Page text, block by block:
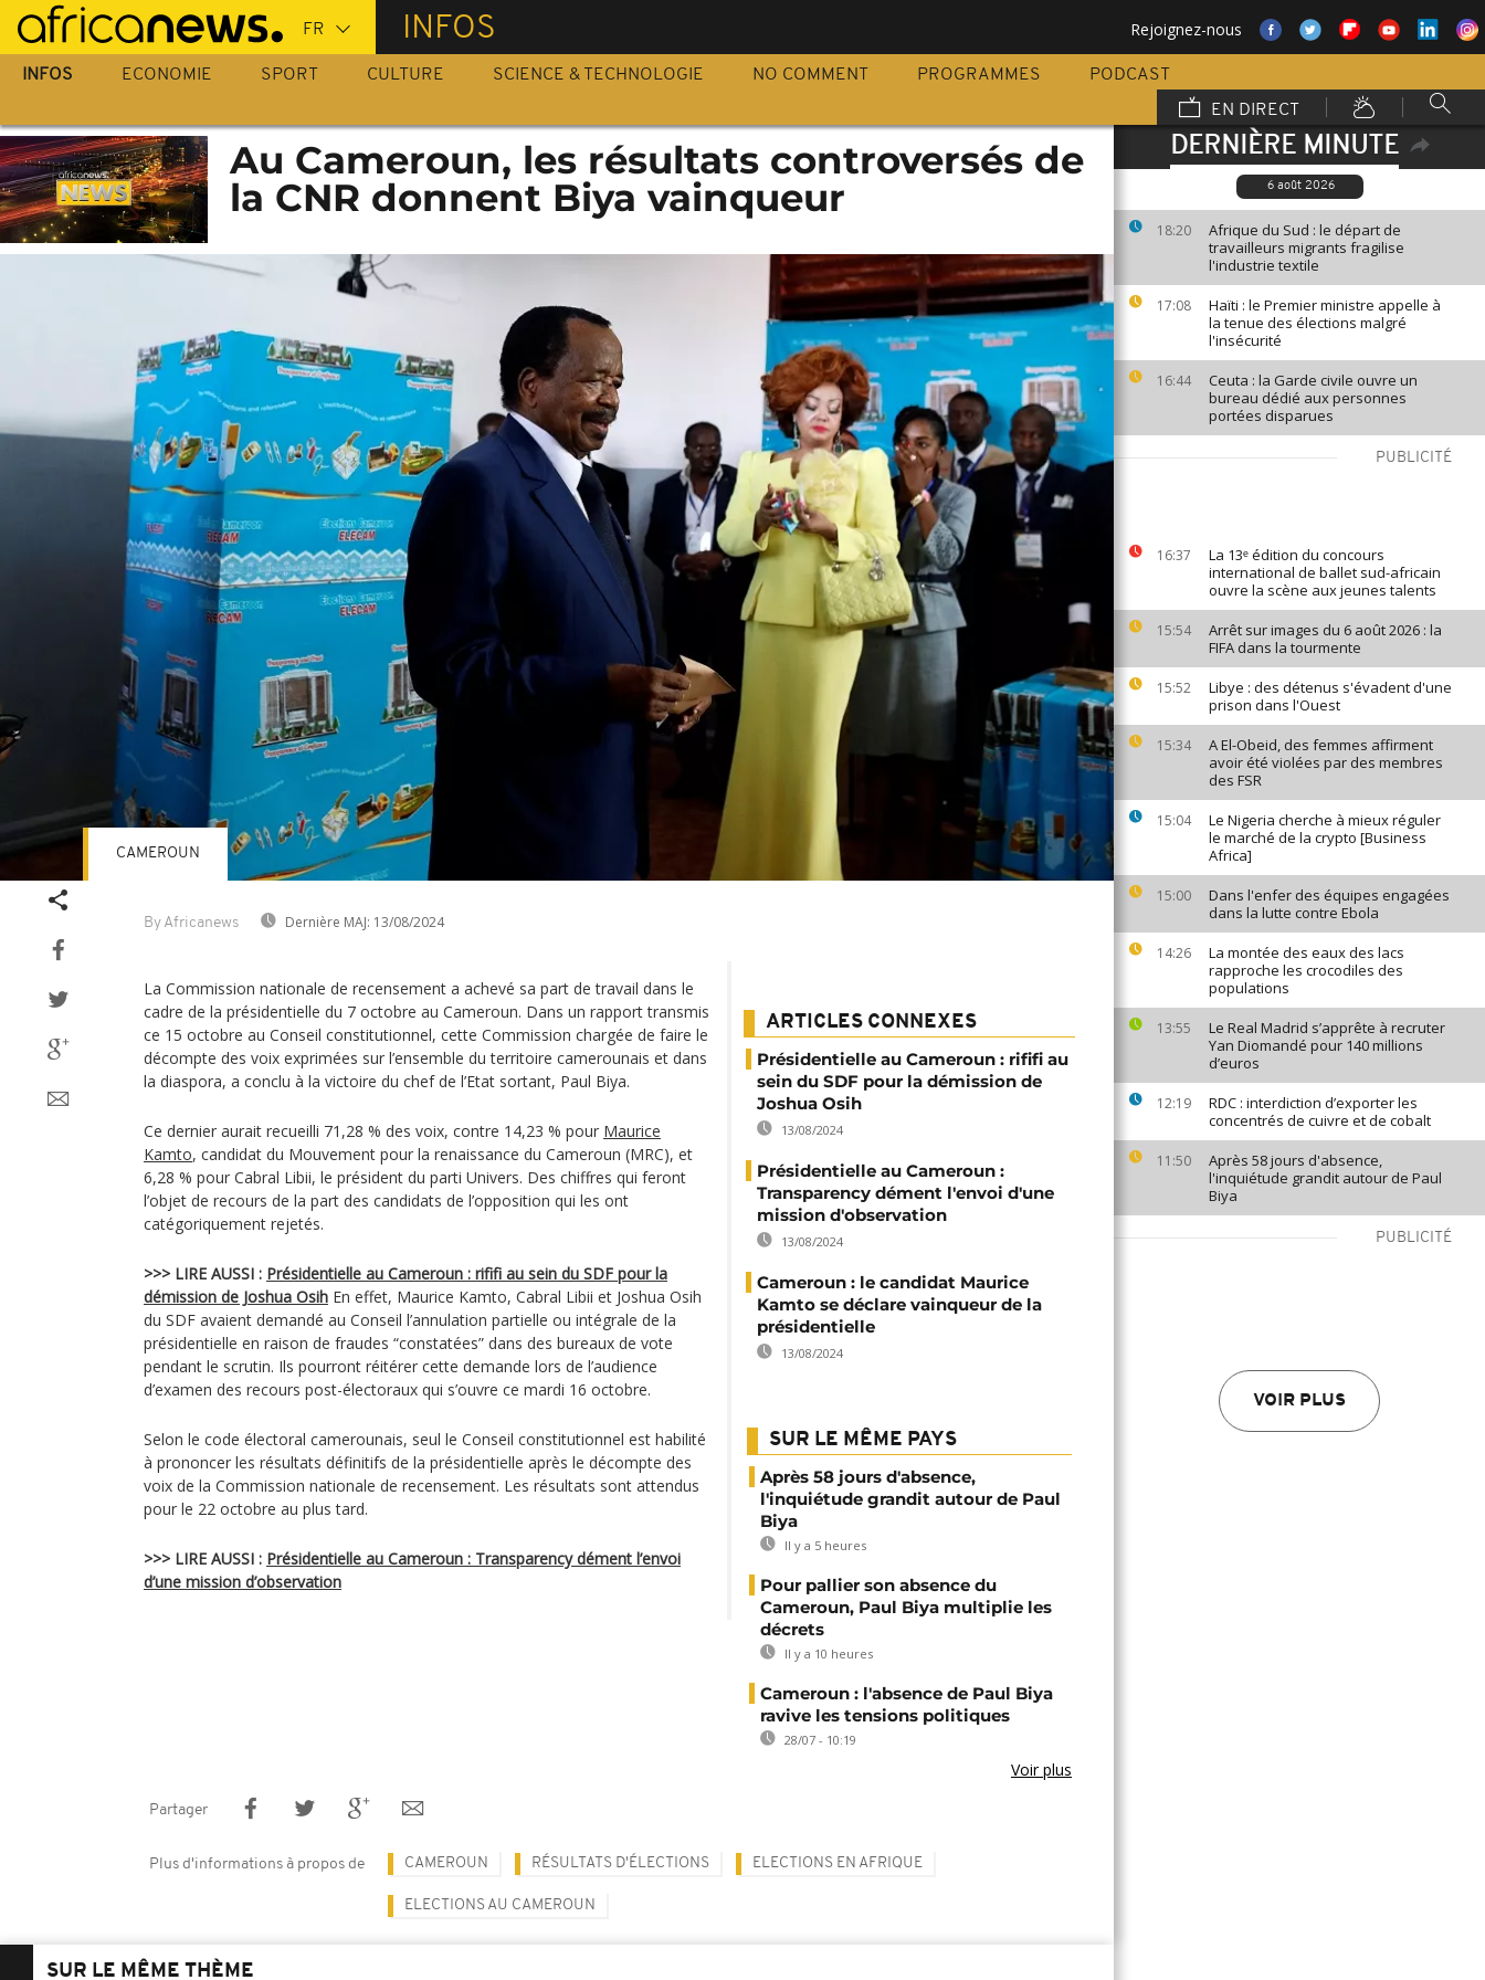
Passer
au
contenu
INFOS Rejoignez-nous
INFOS ECONOMIE SPORT CULTURE SCIENCE & TECHNOLOGIE NO COMMENT PROGRAMMES
PODCAST
EN DIRECT
DERNIÈRE MINUTE
6 août 2026
18:20
Afrique du Sud : le départ de
travailleurs migrants fragilise
l'industrie textile
17:08
Haïti : le Premier ministre appelle à
la tenue des élections malgré
l'insécurité
16:44
Ceuta : la Garde civile ouvre un
bureau dédié aux personnes
portées disparues
PUBLICITÉ
16:37
La 13ᵉ édition du concours
international de ballet sud-africain
ouvre la scène aux jeunes talents
15:54
Arrêt sur images du 6 août 2026 : la
FIFA dans la tourmente
15:52
Libye : des détenus s'évadent d'une
prison dans l'Ouest
15:34
A El-Obeid, des femmes affirment
avoir été violées par des membres
des FSR
15:04
Le Nigeria cherche à mieux réguler
le marché de la crypto [Business
Africa]
15:00
Dans l'enfer des équipes engagées
dans la lutte contre Ebola
14:26
La montée des eaux des lacs
rapproche les crocodiles des
populations
13:55
Le Real Madrid s’apprête à recruter
Yan Diomandé pour 140 millions
d’euros
12:19
RDC : interdiction d’exporter les
concentrés de cuivre et de cobalt
11:50
Après 58 jours d'absence,
l'inquiétude grandit autour de Paul
Biya
PUBLICITÉ
VOIR PLUS
Au Cameroun, les résultats controversés de
la CNR donnent Biya vainqueur
By Africanews Dernière MAJ: 13/08/2024
CAMEROUN
La Commission nationale de recensement a achevé sa part de travail dans le
cadre de la présidentielle du 7 octobre au Cameroun. Dans un rapport transmis
ce 15 octobre au Conseil constitutionnel, cette Commission chargée de faire le
décompte des voix exprimées sur l’ensemble du territoire camerounais et dans
la diaspora, a conclu à la victoire du chef de l’Etat sortant, Paul Biya.
Ce dernier aurait recueilli 71,28 % des voix, contre 14,23 % pour Maurice
Kamto, candidat du Mouvement pour la renaissance du Cameroun (MRC), et
6,28 % pour Cabral Libii, le président du parti Univers. Des chiffres qui feront
l’objet de recours de la part des candidats de l’opposition qui les ont
catégoriquement rejetés.
>>> LIRE AUSSI : Présidentielle au Cameroun : rififi au sein du SDF pour la
démission de Joshua Osih En effet, Maurice Kamto, Cabral Libii et Joshua Osih
du SDF avaient demandé au Conseil l’annulation partielle ou intégrale de la
présidentielle en raison de fraudes “constatées” dans des bureaux de vote
pendant le scrutin. Ils pourront réitérer cette demande lors de l’audience
d’examen des recours post-électoraux qui s’ouvre ce mardi 16 octobre.
Selon le code électoral camerounais, seul le Conseil constitutionnel est habilité
à prononcer les résultats définitifs de la présidentielle après le décompte des
voix de la Commission nationale de recensement. Les résultats sont attendus
pour le 22 octobre au plus tard.
>>> LIRE AUSSI : Présidentielle au Cameroun : Transparency dément l’envoi
d’une mission d’observation
ARTICLES CONNEXES
Présidentielle au Cameroun : rififi au
sein du SDF pour la démission de
Joshua Osih
13/08/2024
Présidentielle au Cameroun :
Transparency dément l'envoi d'une
mission d'observation
13/08/2024
Cameroun : le candidat Maurice
Kamto se déclare vainqueur de la
présidentielle
13/08/2024
SUR LE MÊME PAYS
Après 58 jours d'absence,
l'inquiétude grandit autour de Paul
Biya
Il y a 5 heures
Pour pallier son absence du
Cameroun, Paul Biya multiplie les
décrets
Il y a 10 heures
Cameroun : l'absence de Paul Biya
ravive les tensions politiques
28/07 - 10:19
Voir plus
Partager
Plus d'informations à propos de CAMEROUN RÉSULTATS D'ÉLECTIONS ELECTIONS EN AFRIQUE
ELECTIONS AU CAMEROUN
SUR LE MÊME THÈME